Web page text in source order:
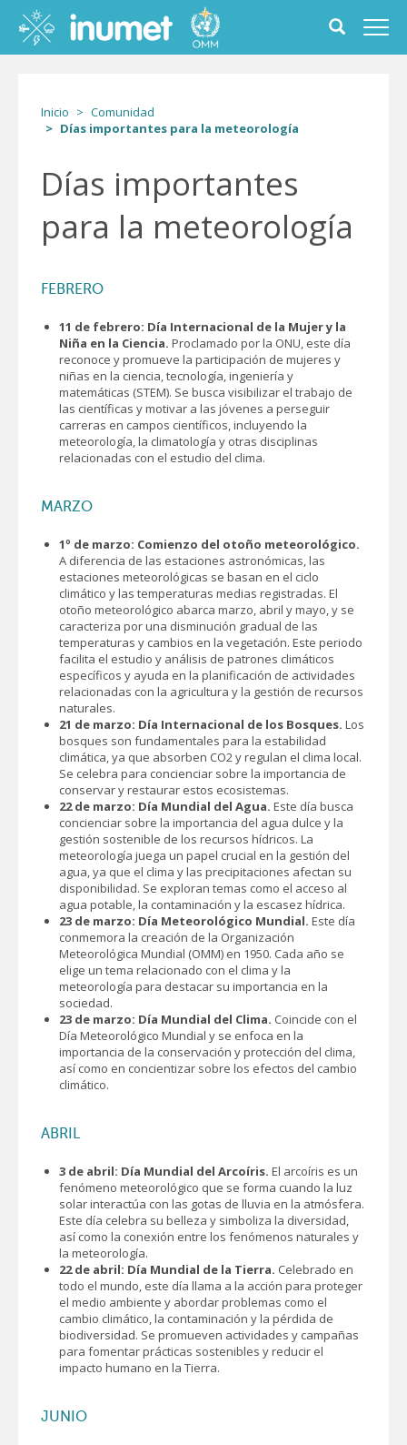
contenido
principal
Toggle
search
form
Inicio
Comunidad
Días importantes para la meteorología
Días importantes
para la meteorología
FEBRERO
11 de febrero: Día Internacional de la Mujer y la
Niña en la Ciencia. Proclamado por la ONU, este día
reconoce y promueve la participación de mujeres y
niñas en la ciencia, tecnología, ingeniería y
matemáticas (STEM). Se busca visibilizar el trabajo de
las científicas y motivar a las jóvenes a perseguir
carreras en campos científicos, incluyendo la
meteorología, la climatología y otras disciplinas
relacionadas con el estudio del clima.
MARZO
1º de marzo: Comienzo del otoño meteorológico.
A diferencia de las estaciones astronómicas, las
estaciones meteorológicas se basan en el ciclo
climático y las temperaturas medias registradas. El
otoño meteorológico abarca marzo, abril y mayo, y se
caracteriza por una disminución gradual de las
temperaturas y cambios en la vegetación. Este periodo
facilita el estudio y análisis de patrones climáticos
específicos y ayuda en la planificación de actividades
relacionadas con la agricultura y la gestión de recursos
naturales.
21 de marzo: Día Internacional de los Bosques. Los
bosques son fundamentales para la estabilidad
climática, ya que absorben CO2 y regulan el clima local.
Se celebra para concienciar sobre la importancia de
conservar y restaurar estos ecosistemas.
22 de marzo: Día Mundial del Agua. Este día busca
concienciar sobre la importancia del agua dulce y la
gestión sostenible de los recursos hídricos. La
meteorología juega un papel crucial en la gestión del
agua, ya que el clima y las precipitaciones afectan su
disponibilidad. Se exploran temas como el acceso al
agua potable, la contaminación y la escasez hídrica.
23 de marzo: Día Meteorológico Mundial. Este día
conmemora la creación de la Organización
Meteorológica Mundial (OMM) en 1950. Cada año se
elige un tema relacionado con el clima y la
meteorología para destacar su importancia en la
sociedad.
23 de marzo: Día Mundial del Clima. Coincide con el
Día Meteorológico Mundial y se enfoca en la
importancia de la conservación y protección del clima,
así como en concientizar sobre los efectos del cambio
climático.
ABRIL
3 de abril: Día Mundial del Arcoíris. El arcoíris es un
fenómeno meteorológico que se forma cuando la luz
solar interactúa con las gotas de lluvia en la atmósfera.
Este día celebra su belleza y simboliza la diversidad,
así como la conexión entre los fenómenos naturales y
la meteorología.
22 de abril: Día Mundial de la Tierra. Celebrado en
todo el mundo, este día llama a la acción para proteger
el medio ambiente y abordar problemas como el
cambio climático, la contaminación y la pérdida de
biodiversidad. Se promueven actividades y campañas
para fomentar prácticas sostenibles y reducir el
impacto humano en la Tierra.
JUNIO